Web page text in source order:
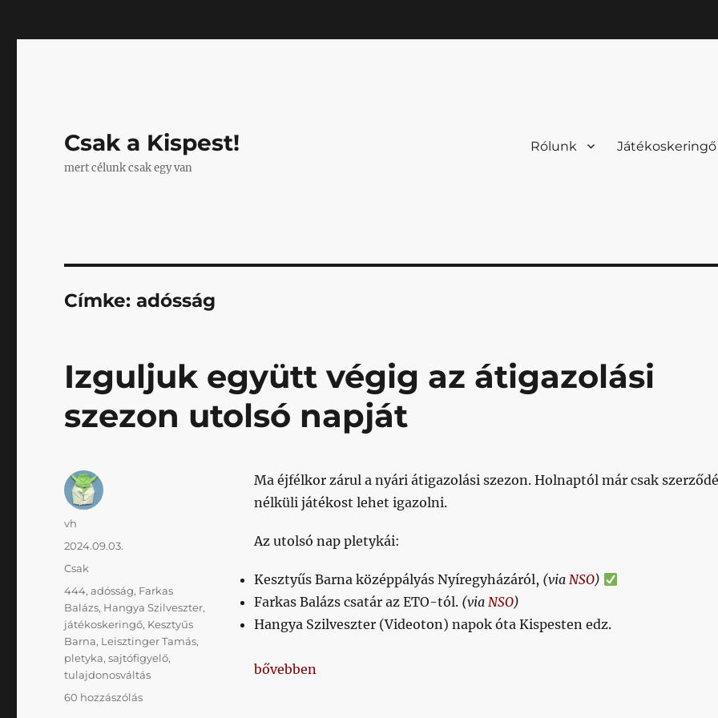
Csak a Kispest!
mert célunk csak egy van
Rólunk Játékoskeringő
Címke:adósság
Izguljuk együtt végig az átigazolási
szezon utolsó napját
Ma éjfélkor zárul a nyári átigazolási szezon. Holnaptól már csak
nélküli játékost lehet igazolni.
Az utolsó nap pletykái:
Kesztyűs Barna középpályás Nyíregyházáról, (via NSO)
Farkas Balázs csatár az ETO-tól. (via NSO)
Hangya Szilveszter (Videoton) napok óta Kispesten edz.
„Izguljuk együtt végig az átigazolási szezon utolsó napját”
bővebben
Szerző
vh
Közzétéve
2024.09.03.
Kategória
Csak
Címke
444,adósság, Farkas
Balázs, Hangya Szilveszter,
játékoskeringő, Kesztyűs
Barna, Leisztinger Tamás,
pletyka,sajtófigyelő,
tulajdonosváltás
60 hozzászólásIzguljuk